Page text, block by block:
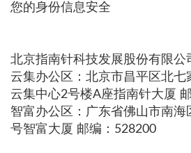
您的身份信息安全
北京指南针科技发展股份有限公
云集办公区：北京市昌平区北
云集中心2号楼A座指南针大厦
智富办公区：广东省佛山市南
号智富大厦 邮编：528200